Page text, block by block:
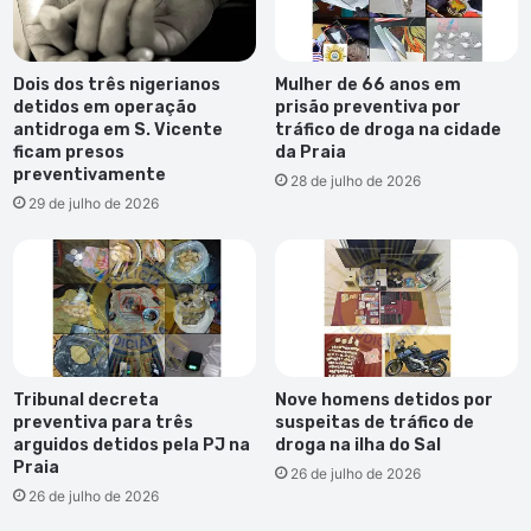
Dois dos três nigerianos
detidos em operação
antidroga em S. Vicente
ficam presos
preventivamente
29 de julho de 2026
Mulher de 66 anos em
prisão preventiva por
tráfico de droga na cidade
da Praia
28 de julho de 2026
Tribunal decreta
preventiva para três
arguidos detidos pela PJ na
Praia
26 de julho de 2026
Nove homens detidos por
suspeitas de tráfico de
droga na ilha do Sal
26 de julho de 2026